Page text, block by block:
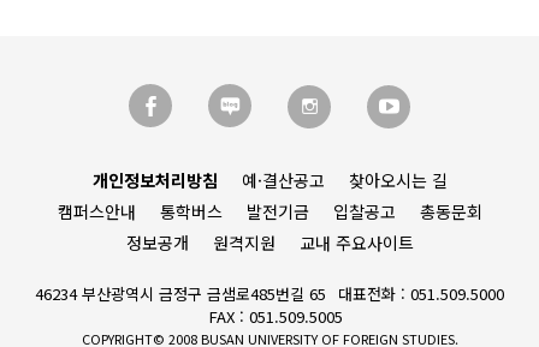
개인정보처리방침 예·결산공고
찾아오시는 길
캠퍼스안내
통학버스 발전기금 입찰공고
총동문회
정보공개
원격지원 교내 주요사이트
46234 부산광역시 금정구 금샘로485번길 65
대표전화 : 051.509.5000
FAX : 051.509.5005
COPYRIGHT© 2008 BUSAN UNIVERSITY OF FOREIGN STUDIES.